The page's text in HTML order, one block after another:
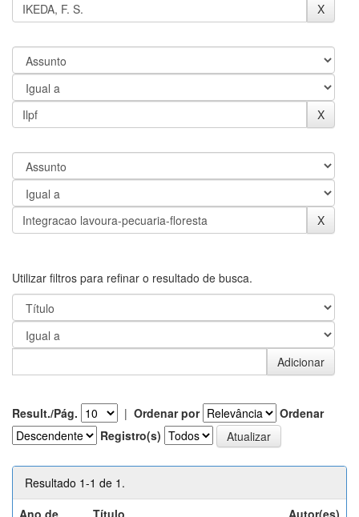
Utilizar filtros para refinar o resultado de busca.
Result./Pág. | Ordenar por
Ordenar
Registro(s)
Resultado 1-1 de 1.
Ano de
Título Autor(es)